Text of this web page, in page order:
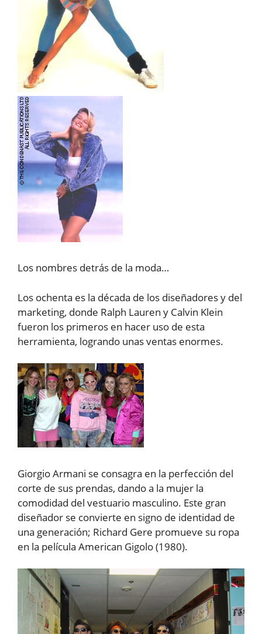
Los nombres detrás de la moda…
Los ochenta es la década de los diseñadores y del
marketing, donde Ralph Lauren y Calvin Klein
fueron los primeros en hacer uso de esta
herramienta, logrando unas ventas enormes.
Giorgio Armani se consagra en la perfección del
corte de sus prendas, dando a la mujer la
comodidad del vestuario masculino. Este gran
diseñador se convierte en signo de identidad de
una generación; Richard Gere promueve su ropa
en la película American Gigolo (1980).